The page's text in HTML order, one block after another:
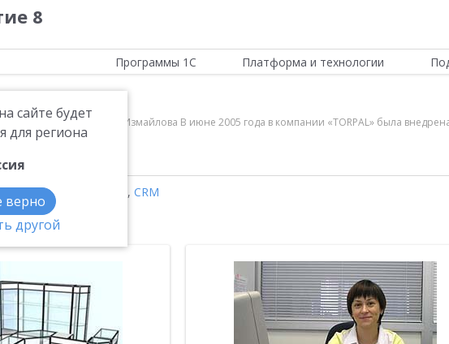
8
сайте будет
для региона
верно
другой
Программы 1С Платформа и технологии
Яна Анатольевна Измайлова В июне 2005 года в компании «TORPAL» была
производством , CRM